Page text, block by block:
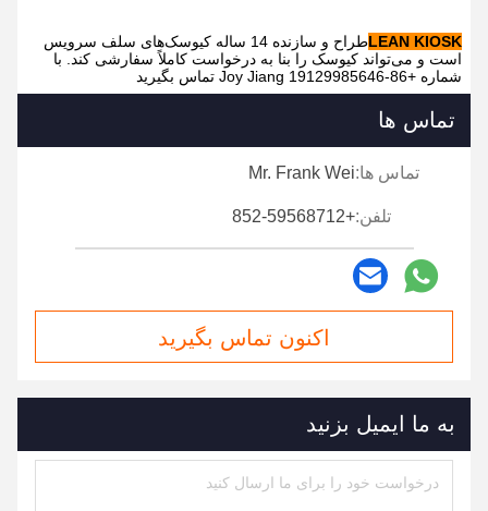
LEAN KIOSK
طراح و سازنده 14 ساله کیوسک‌های سلف سرویس
است و می‌تواند کیوسک را بنا به درخواست کاملاً سفارشی کند. با
شماره +86-19129985646 Joy Jiang تماس بگیرید
تماس ها
تماس ها:Mr. Frank Wei
تلفن:+852-59568712
اکنون تماس بگیرید
به ما ایمیل بزنید